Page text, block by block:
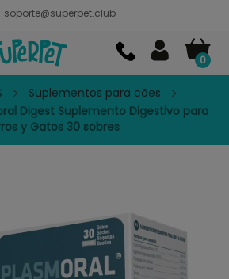
soporte@superpet.club
0
Suplementos para cães
Digest Suplemento Digestivo para
y Gatos 30 sobres
comida para mascotas
- En Google Play